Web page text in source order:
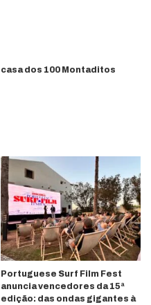
casa dos 100 Montaditos
Portuguese Surf Film Fest
anuncia vencedores da 15ª
edição: das ondas gigantes à